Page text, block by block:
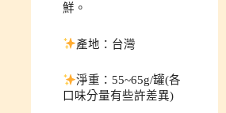
鮮。
產地：台灣
淨重：55~65g/罐(各
口味分量有些許差異)